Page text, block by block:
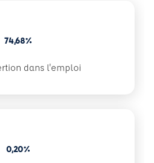
74,68%
dans l'emploi
0,20%